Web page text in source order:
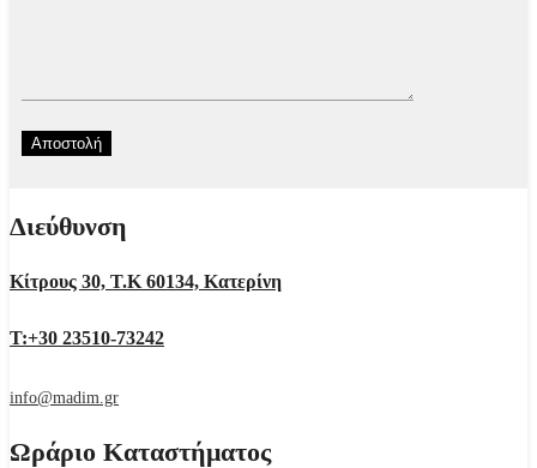
Διεύθυνση
Κίτρους 30, Τ.Κ 60134, Κατερίνη
Τ:+30 23510-73242
info@madim.gr
Ωράριο Καταστήματος